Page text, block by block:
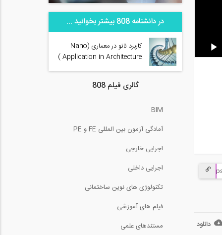
دانلود
در دانشنامه 808 بیشتر بخوانید ...
کاربرد نانو در معماری (Nano
Application in Architecture )
گالری فیلم 808
BIM
آمادگی آزمون بین المللی FE و PE
اجرایی خارجی
اجرایی داخلی
تکنولوژی های نوین ساختمانی
فیلم های آموزشی
مستندهای علمی